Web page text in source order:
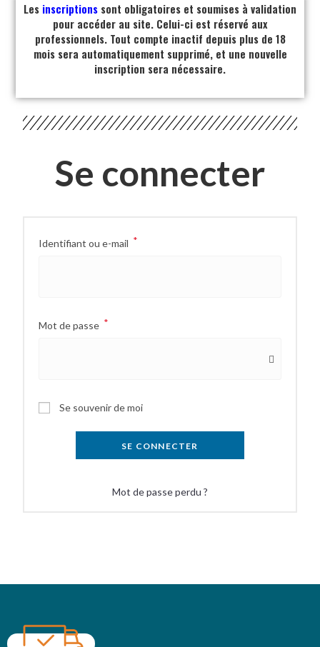
Les inscriptions sont obligatoires et soumises à validation
pour accéder au site. Celui-ci est réservé aux
professionnels. Tout compte inactif depuis plus de 18
mois sera automatiquement supprimé, et une nouvelle
inscription sera nécessaire.
Se connecter
Identifiant ou e-mail *
Mot de passe *
Se souvenir de moi
SE CONNECTER
Mot de passe perdu ?